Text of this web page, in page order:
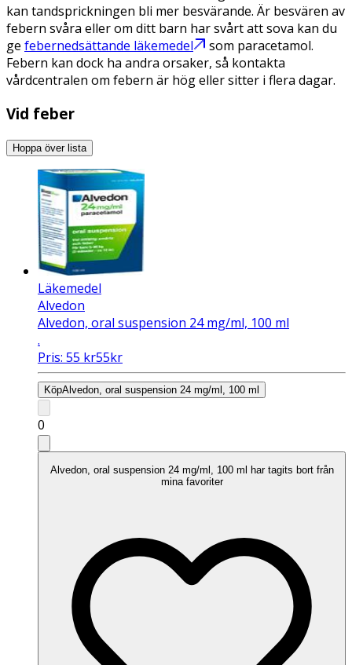
kan tandsprickningen bli mer besvärande. Är besvären av
febern svåra eller om ditt barn har svårt att sova kan du
ge febernedsättande läkemedel
som paracetamol.
Febern kan dock ha andra orsaker, så kontakta
vårdcentralen om febern är hög eller sitter i flera dagar.
Vid feber
Hoppa över lista
Läkemedel
Alvedon
Alvedon, oral suspension 24 mg/ml, 100 ml
.
Pris: 55 kr55kr
KöpAlvedon, oral suspension 24 mg/ml, 100 ml
0
Alvedon, oral suspension 24 mg/ml, 100 ml har tagits bort från
mina favoriter